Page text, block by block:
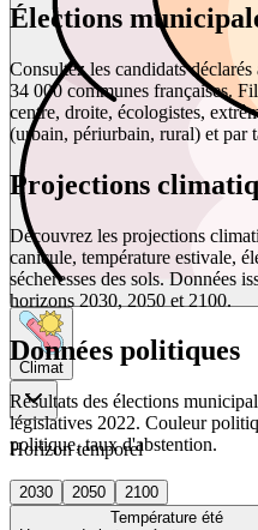
Climat
Horizon temporel
2030 2050
2100
Température été
Élections
Consultez les candidats
34 000 communes françaises.
centre, droite, écologistes,
(urbain, périurbain, rural) et par
Projections
Découvrez les projections
canicule, température estivale,
sécheresses des sols. Données
horizons 2030, 2050 et 2100.
Données politiques
Résultats des élections
législatives 2022. Couleur
politique, taux d'abstention.